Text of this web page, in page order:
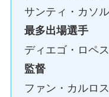
サンティ・カソ
最多出場選手
ディエゴ・ロペ
監督
ファン・カルロ